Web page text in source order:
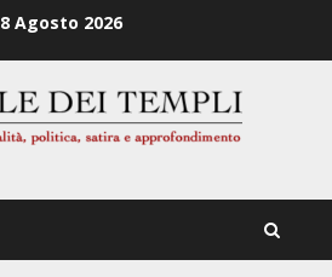
8 Agosto 2026